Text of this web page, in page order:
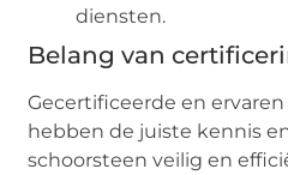
diensten.
Belang van
Gecertificeerde en
hebben de juiste kennis
schoorsteen veilig en